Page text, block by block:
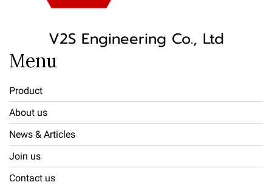
V2S Engineering Co., Ltd
Menu
Product
About us
News & Articles
Join us
Contact us